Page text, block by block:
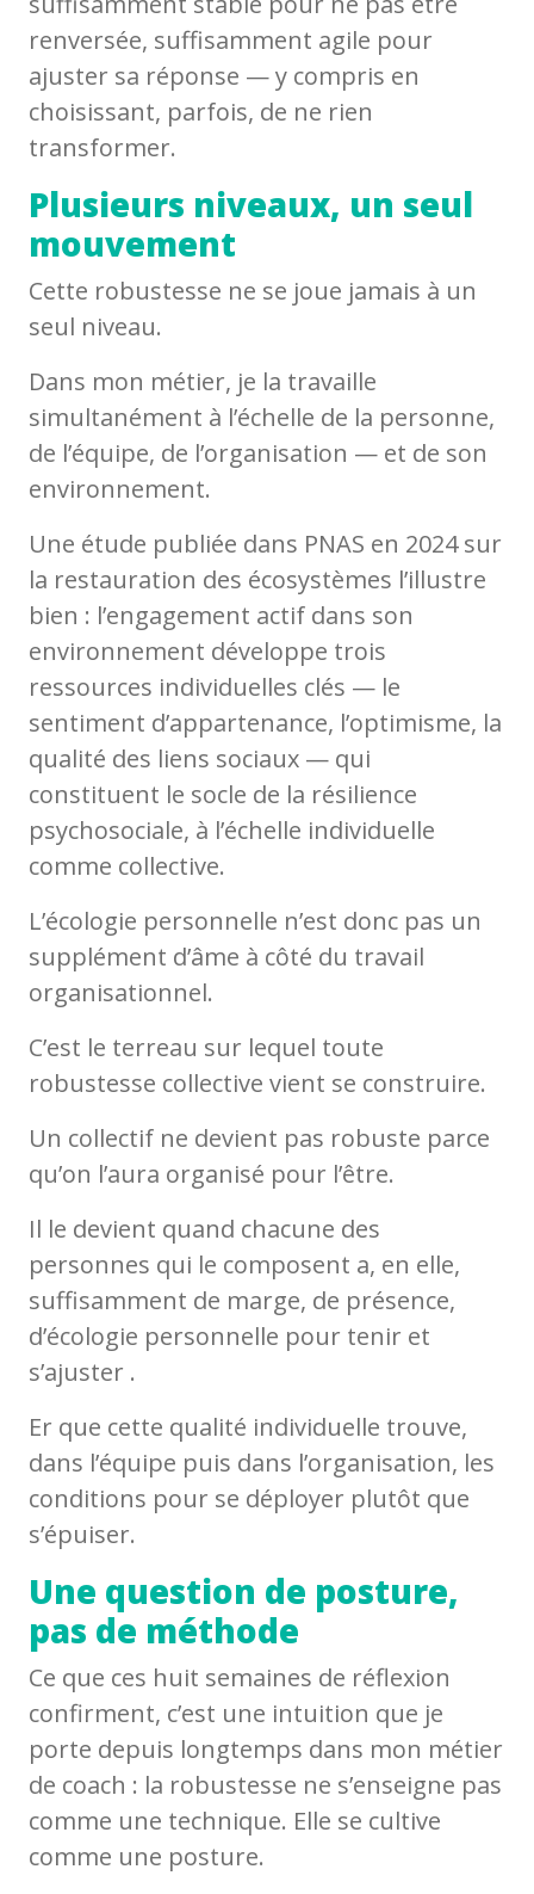
renversée, suffisamment agile pour
ajuster sa réponse — y compris en
choisissant, parfois, de ne rien
transformer.
Plusieurs niveaux, un seul
mouvement
Cette robustesse ne se joue jamais à un
seul niveau.
Dans mon métier, je la travaille
simultanément à l’échelle de la personne,
de l’équipe, de l’organisation — et de son
environnement.
Une étude publiée dans PNAS en 2024 sur
la restauration des écosystèmes l’illustre
bien : l’engagement actif dans son
environnement développe trois
ressources individuelles clés — le
sentiment d’appartenance, l’optimisme, la
qualité des liens sociaux — qui
constituent le socle de la résilience
psychosociale, à l’échelle individuelle
comme collective.
L’écologie personnelle n’est donc pas un
supplément d’âme à côté du travail
organisationnel.
C’est le terreau sur lequel toute
robustesse collective vient se construire.
Un collectif ne devient pas robuste parce
qu’on l’aura organisé pour l’être.
Il le devient quand chacune des
personnes qui le composent a, en elle,
suffisamment de marge, de présence,
d’écologie personnelle pour tenir et
s’ajuster .
Er que cette qualité individuelle trouve,
dans l’équipe puis dans l’organisation, les
conditions pour se déployer plutôt que
s’épuiser.
Une question de posture,
pas de méthode
Ce que ces huit semaines de réflexion
confirment, c’est une intuition que je
porte depuis longtemps dans mon métier
de coach : la robustesse ne s’enseigne pas
comme une technique. Elle se cultive
comme une posture.